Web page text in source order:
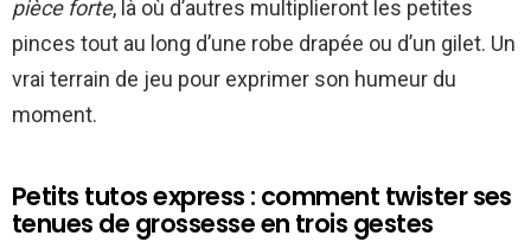
pièce forte, là où d’autres multiplieront les petites
pinces tout au long d’une robe drapée ou d’un gilet. Un
vrai terrain de jeu pour exprimer son humeur du
moment.
Petits tutos express : comment twister ses
tenues de grossesse en trois gestes